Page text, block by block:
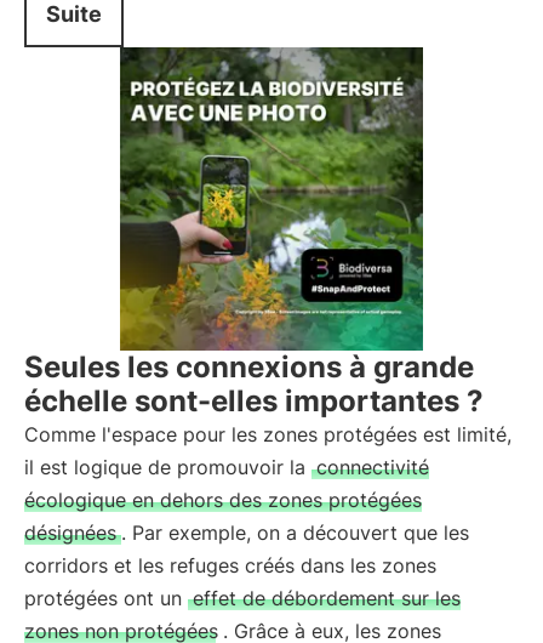
Suite
Seules les connexions à grande
échelle sont-elles importantes ?
Comme l'espace pour les zones protégées est limité,
il est logique de promouvoir la connectivité
écologique en dehors des zones protégées
désignées . Par exemple, on a découvert que les
corridors et les refuges créés dans les zones
protégées ont un effet de débordement sur les
zones non protégées . Grâce à eux, les zones